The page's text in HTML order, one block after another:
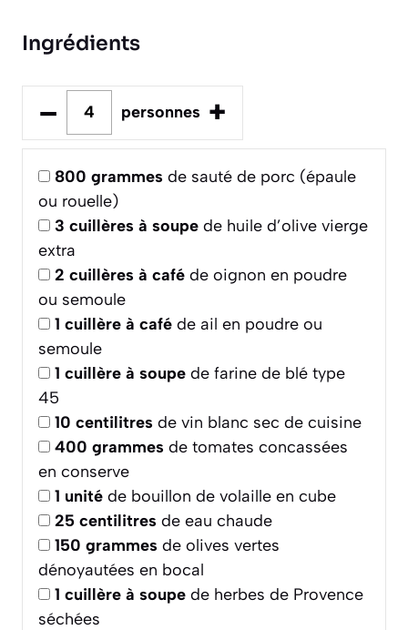
Ingrédients
– personnes +
800 grammes de sauté de porc (épaule
ou rouelle)
3 cuillères à soupe de huile d’olive vierge
extra
2 cuillères à café de oignon en poudre
ou semoule
1 cuillère à café de ail en poudre ou
semoule
1 cuillère à soupe de farine de blé type
45
10 centilitres de vin blanc sec de cuisine
400 grammes de tomates concassées
en conserve
1 unité de bouillon de volaille en cube
25 centilitres de eau chaude
150 grammes de olives vertes
dénoyautées en bocal
1 cuillère à soupe de herbes de Provence
séchées